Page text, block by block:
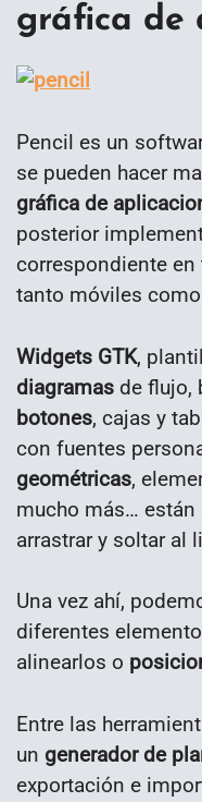
gráfica de
Pencil es un
se pueden hacer
gráfica de
posterior
correspondiente
tanto móviles
Widgets GTK,
diagramas de flujo,
botones, cajas y
con fuentes
geométricas,
mucho más…
arrastrar y soltar al
Una vez ahí,
diferentes
alinearlos o
Entre las
un generador de
exportación e